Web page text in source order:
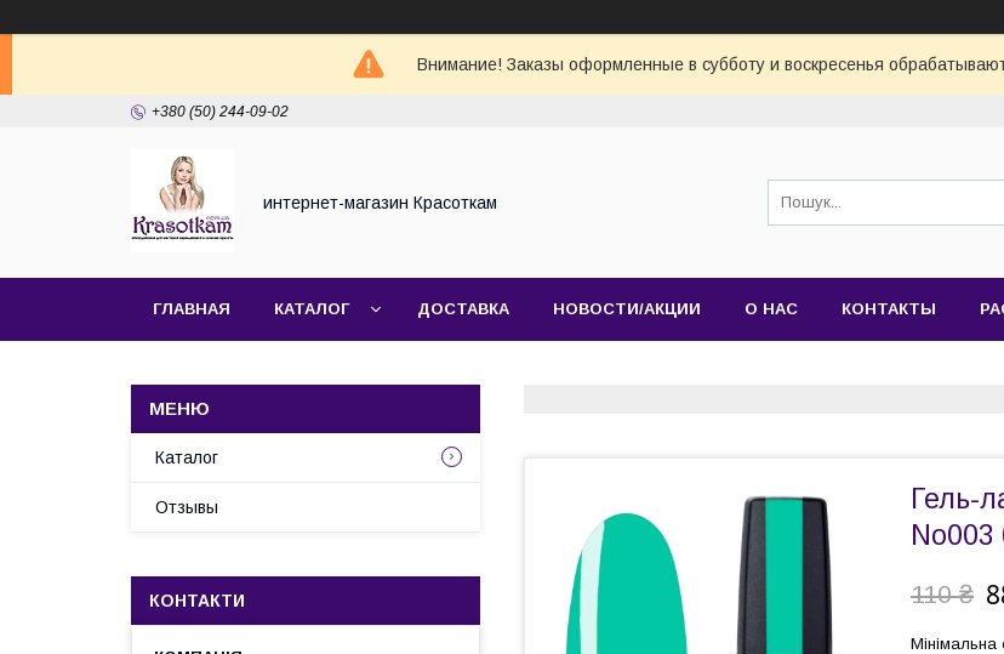
Внимание! Заказы оформленные в субботу и воскресенья
+380 (50) 244-09-02
интернет-магазин Красоткам
ГЛАВНАЯ КАТАЛОГ ДОСТАВКА НОВОСТИ/АКЦИИ О НАС КОНТАКТЫ
Гель-
No003
110 ₴
Каталог
Отзывы
КОНТАКТИ